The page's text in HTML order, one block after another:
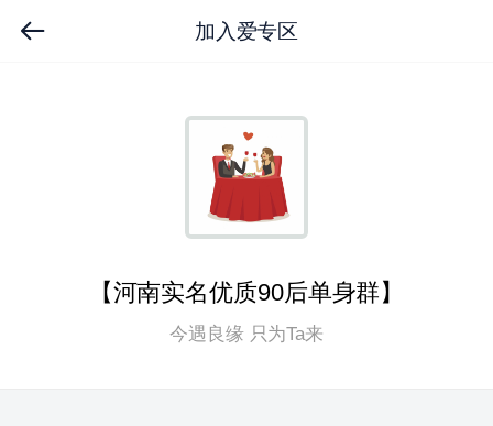
加入爱专区
【河南实名优质90后单身群】
今遇良缘 只为Ta来